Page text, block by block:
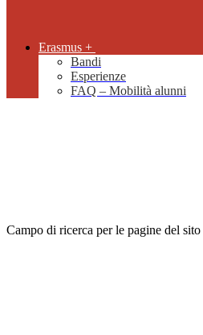
Erasmus +
Bandi
Esperienze
FAQ – Mobilità alunni
Campo di ricerca per le pagine del sito